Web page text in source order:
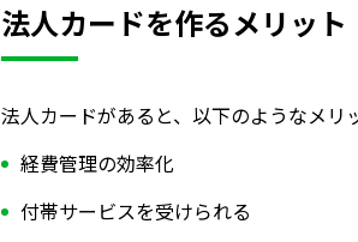
法人カードを作るメリット
法人カードがあると、以下のようなメリ
経費管理の効率化
付帯サービスを受けられる